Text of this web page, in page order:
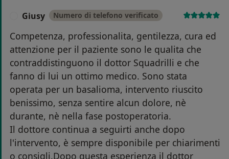
Giusy Numero di telefono verificato
Competenza, professionalita, gentilezza, cura ed
attenzione per il paziente sono le qualita che
contraddistinguono il dottor Squadrilli e che
fanno di lui un ottimo medico. Sono stata
operata per un basalioma, intervento riuscito
benissimo, senza sentire alcun dolore, nè
durante, nè nella fase postoperatoria.
Il dottore continua a seguirti anche dopo
l'intervento, è sempre disponibile per chiarimenti
o consigli.Dopo questa esperienza il dottor